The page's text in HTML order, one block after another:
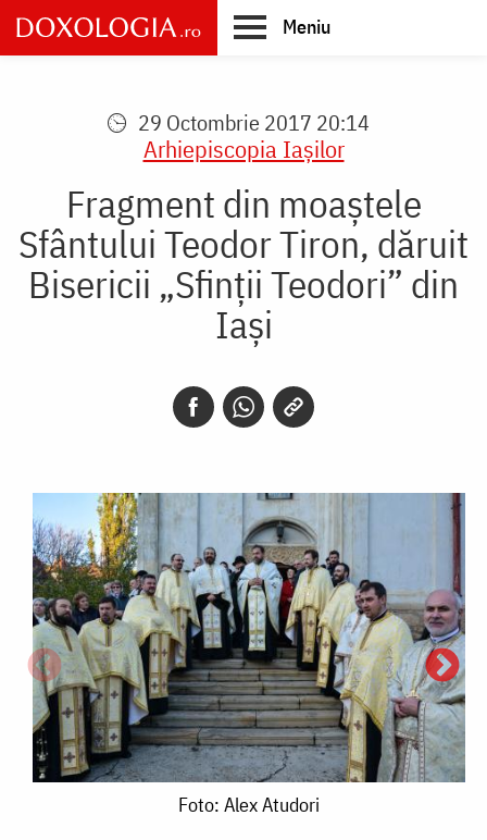
Skip
to
main
Meniu
29 Octombrie 2017 20:14
Arhiepiscopia Iaşilor
Fragment din moaștele
Sfântului Teodor Tiron, dăruit
Bisericii „Sfinții Teodori” din
Iași
Foto: Alex Atudori